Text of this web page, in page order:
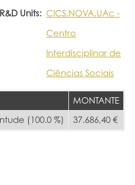
R&D Units: CICS.NOVA.UAc -
Centro
Interdisciplinar de
Ciências Sociais
MONTANTE
(100.0 %)
37.686,40 €